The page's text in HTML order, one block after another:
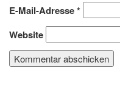
E-Mail-Adresse*
Website